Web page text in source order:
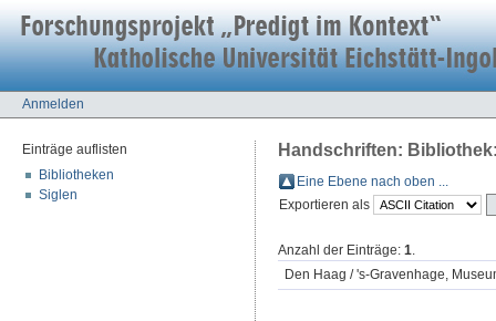
Anmelden
Einträge auflisten
Bibliotheken
Siglen
Handschriften:
Eine Ebene nach oben ...
Exportieren als
Anzahl der Einträge: 1.
Den Haag / 's-Gravenhage,